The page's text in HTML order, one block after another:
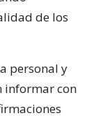
de los
personal y
informar con